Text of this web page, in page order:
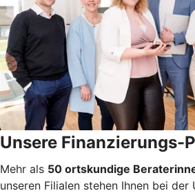
Unsere Finanzierungs-
Mehr als 50 ortskundige
unseren Filialen stehen Ihnen bei der